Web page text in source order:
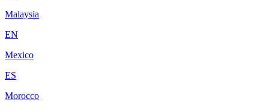
Malaysia
EN
Mexico
ES
Morocco